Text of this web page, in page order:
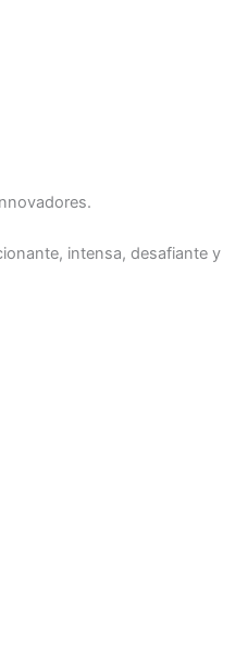
intensa, desafiante y